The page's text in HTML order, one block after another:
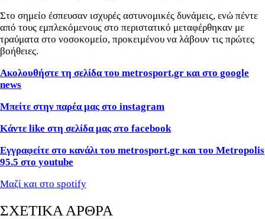
Στο σημείο έσπευσαν ισχυρές αστυνομικές δυνάμεις, ενώ πέντε
από τους εμπλεκόμενους στο περιστατικό μεταφέρθηκαν με
τραύματα στο νοσοκομείο, προκειμένου να λάβουν τις πρώτες
βοήθειες.
Ακολουθήστε τη σελίδα του metrosport.gr και στο google
news
Μπείτε στην παρέα μας στο instagram
Κάντε like στη σελίδα μας στο facebook
Εγγραφείτε στο κανάλι του metrosport.gr και του Metropolis
95.5 στο youtube
Μαζί και στο spotify
ΣΧΕΤΙΚΑ ΑΡΘΡΑ